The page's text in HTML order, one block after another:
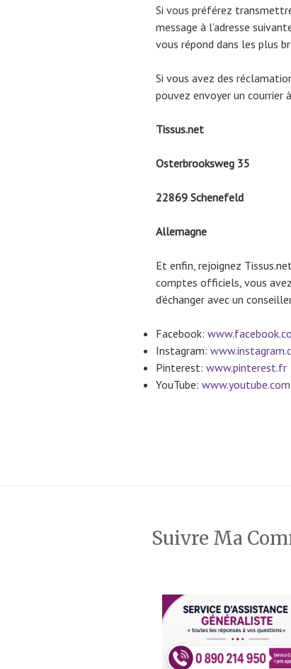
Si vous préférez
message à l’adresse
vous répond dans les plus
Si vous avez des
pouvez envoyer un courrier
Tissus.net
Osterbrooksweg 35
22869 Schenefeld
Allemagne
Et enfin, rejoignez
comptes officiels, vous
d’échanger avec un
Facebook:
Instagram:
Pinterest: www.pinterest.fr
YouTube: www.youtube.com
Suivre Ma